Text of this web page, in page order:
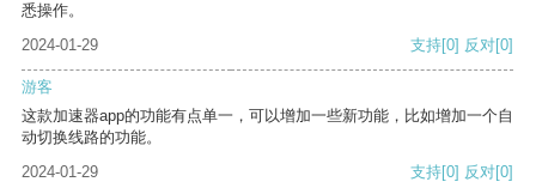
悉操作。
2024-01-29
支持[0] 反对[0]
游客
这款加速器app的功能有点单一，可以增加一些新功能，比如增加一个自
动切换线路的功能。
2024-01-29
支持[0] 反对[0]